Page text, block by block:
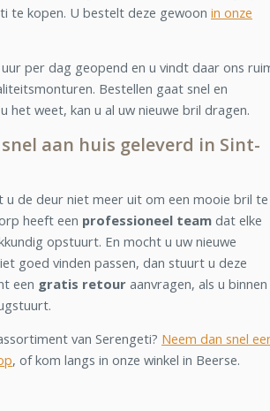
te kopen. U bestelt deze gewoon in onze
per dag geopend en u vindt daar ons
Bestellen gaat snel en
het weet, kan u al uw nieuwe bril dragen.
aan huis geleverd in Sint-
de deur niet meer uit om een mooie bril te
heeft een professioneel team dat elke
opstuurt. En mocht u uw nieuwe
goed vinden passen, dan stuurt u deze
een gratis retour aanvragen, als u binnen
van Serengeti? Neem dan snel
, of kom langs in onze winkel in Beerse.